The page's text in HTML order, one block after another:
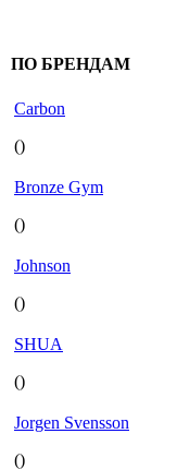
ПО БРЕНДАМ
Carbon
()
Bronze Gym
()
Johnson
()
SHUA
()
Jorgen Svensson
()